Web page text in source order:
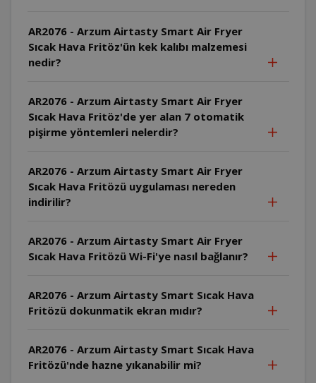
AR2076 - Arzum Airtasty Smart Air Fryer
Sıcak Hava Fritöz'ün kek kalıbı malzemesi
nedir?
AR2076 - Arzum Airtasty Smart Air Fryer
Sıcak Hava Fritöz'de yer alan 7 otomatik
pişirme yöntemleri nelerdir?
AR2076 - Arzum Airtasty Smart Air Fryer
Sıcak Hava Fritözü uygulaması nereden
indirilir?
AR2076 - Arzum Airtasty Smart Air Fryer
Sıcak Hava Fritözü Wi-Fi'ye nasıl bağlanır?
AR2076 - Arzum Airtasty Smart Sıcak Hava
Fritözü dokunmatik ekran mıdır?
AR2076 - Arzum Airtasty Smart Sıcak Hava
Fritözü'nde hazne yıkanabilir mi?